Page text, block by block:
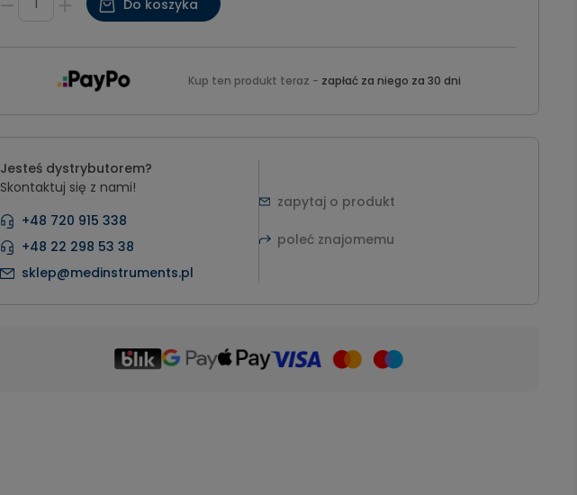
Do koszyka
Kup ten produkt teraz - zapłać za niego za 30 dni
Jesteś dystrybutorem?
Skontaktuj się z nami!
+48 720 915 338
+48 22 298 53 38
sklep@medinstruments.pl
zapytaj o produkt
poleć znajomemu